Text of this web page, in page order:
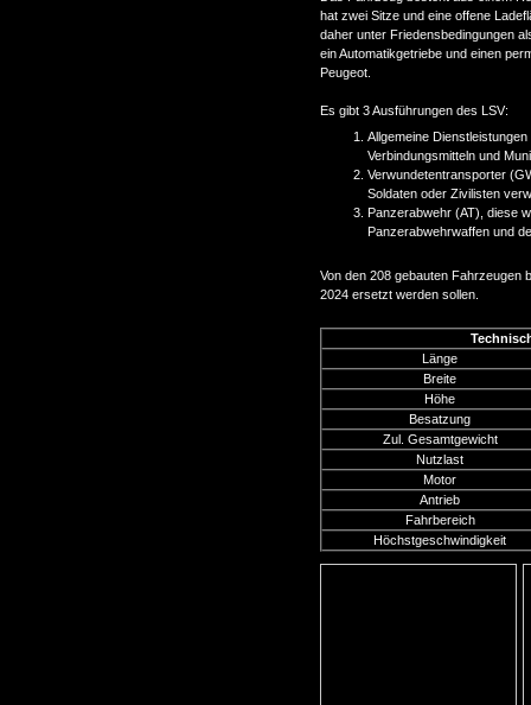
hat zwei Sitze und eine offene
daher unter Friedensbedingungen
ein Automatikgetriebe und einen
Peugeot.
Es gibt 3 Ausführungen des LSV:
Allgemeine
Verbindungsmitteln und
Verwundetentransporter
Soldaten oder Zivilisten
Panzerabwehr (AT), diese
Panzerabwehrwaffen und
Von den 208 gebauten Fahrzeugen
2024 ersetzt werden sollen.
Länge
Breite
Höhe
Besatzung
Zul. Gesamtgewicht
Nutzlast
Motor
Antrieb
Fahrbereich
Höchstgeschwindigkeit